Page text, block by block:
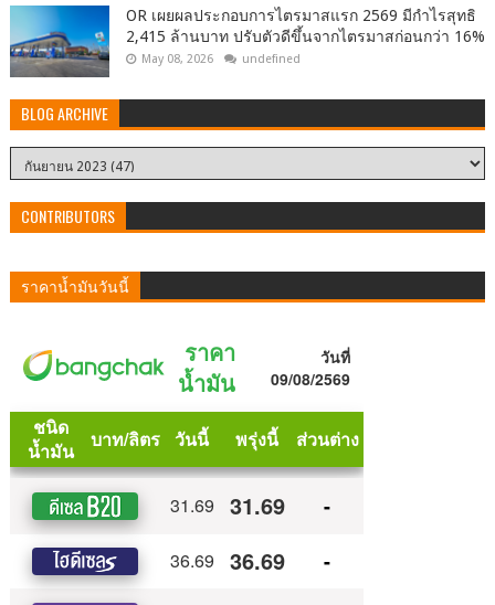
OR เผยผลประกอบการไตรมาสแรก 2569 มีกำไรสุทธิ
2,415 ล้านบาท ปรับตัวดีขึ้นจากไตรมาสก่อนกว่า 16%
May 08, 2026 undefined
BLOG ARCHIVE
CONTRIBUTORS
ราคาน้ำมันวันนี้